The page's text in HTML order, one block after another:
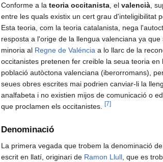
Conforme a la teoria occitanista , el valencià ,
entre les quals existix un cert grau d'inteligibilitat
Esta teoria, com la teoria catalanista, nega
resposta a l'orige de la llengua valenciana ya
minoria al Regne de Valéncia a lo llarc de la
occitanistes pretenen fer creible la seua teoria
població autòctona valenciana (iberorromans),
seues obres escrites mai podrien canviar-li la
analfabeta i no existien mijos de comunicació o
que proclamen els occitanistes.
[7]
Denominació
La primera vegada que trobem la denominació
escrit en llatí, originari de Ramon Llull , que es